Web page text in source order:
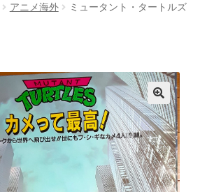
アニメ海外 ミュータント・タートルズ